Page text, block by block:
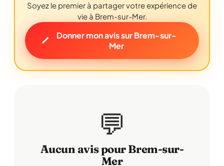
Soyez le premier à partager votre expérience de
vie à Brem-sur-Mer.
Donner mon avis sur Brem-sur-
Mer
💬
Aucun avis pour Brem-sur-
Mer